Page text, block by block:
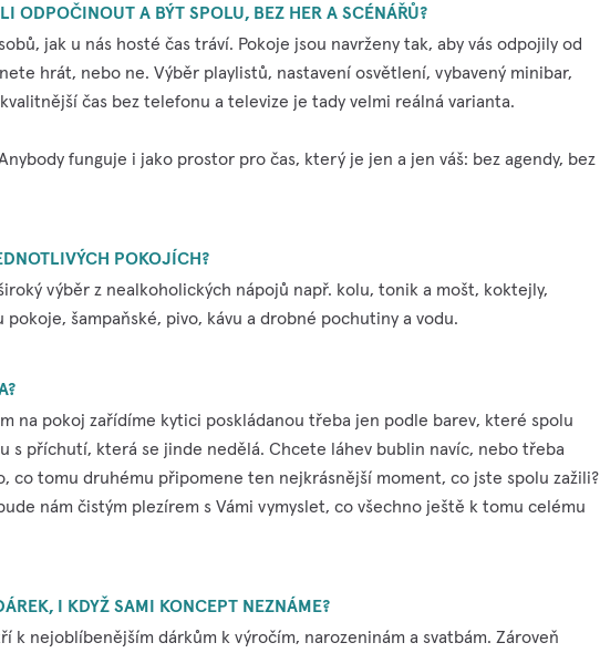
ODPOČINOUT A BÝT SPOLU, BEZ HER A SCÉNÁŘŮ?
jak u nás hosté čas tráví. Pokoje jsou navrženy tak, aby vás odpojily od
hrát, nebo ne. Výběr playlistů, nastavení osvětlení, vybavený minibar,
čas bez telefonu a televize je tady velmi reálná varianta.
funguje i jako prostor pro čas, který je jen a jen váš: bez agendy, bez
POKOJÍCH?
výběr z nealkoholických nápojů např. kolu, tonik a mošt, koktejly,
šampaňské, pivo, kávu a drobné pochutiny a vodu.
na pokoj zařídíme kytici poskládanou třeba jen podle barev, které spolu
s příchutí, která se jinde nedělá. Chcete láhev bublin navíc, nebo třeba
co tomu druhému připomene ten nejkrásnější moment, co jste spolu zažili?
nám čistým plezírem s Vámi vymyslet, co všechno ještě k tomu celému
I KDYŽ SAMI KONCEPT NEZNÁME?
k nejoblíbenějším dárkům k výročím, narozeninám a svatbám. Zároveň